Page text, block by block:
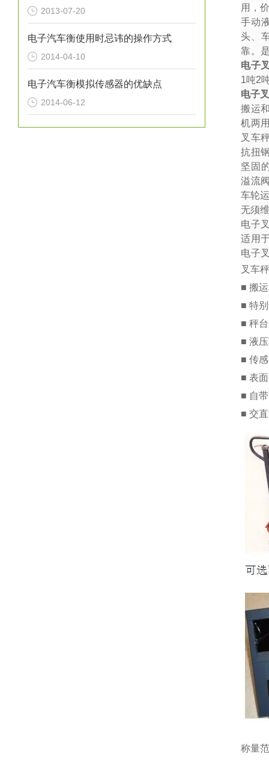
2013-07-20
电子汽车衡使用时忌讳的操作方式
2014-04-10
电子汽车衡模拟传感器的优缺点
2014-06-12
用，
手动
头、
靠。
电子
1吨2
电子
搬运
机两
叉车
抗扭
坚固
溢流
车轮
无须
电子
适用
电子
叉车
■ 搬
■ 特
■ 秤
■ 液
■ 传
■ 表
■ 自
■ 交
称量